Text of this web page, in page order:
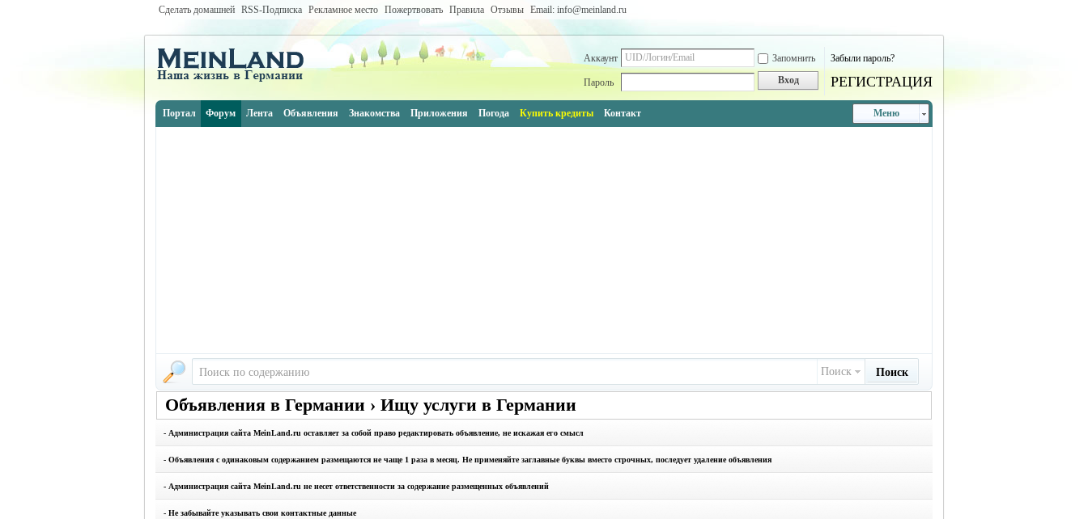
Сделать домашней RSS-Подписка Рекламное место Пожертвовать Правила Отзывы Email: info@meinland.ru
Аккаунт Запомнить Забыли пароль?
Пароль Вход РЕГИСТРАЦИЯ
Меню
Портал Форум Лента Объявления Знакомства Приложения Погода Купить кредиты Контакт
Поиск Поиск
Объявления в Германии › Ищу услуги в Германии
- Администрация сайта MeinLand.ru оставляет за собой право редактировать объявление, не искажая его смысл
- Объявления с одинаковым содержанием размещаются не чаще 1 раза в месяц. Не применяйте заглавные буквы вместо строчных, последует удаление объявления
- Администрация сайта MeinLand.ru не несет ответственности за содержание размещенных объявлений
- Не забывайте указывать свои контактные данные